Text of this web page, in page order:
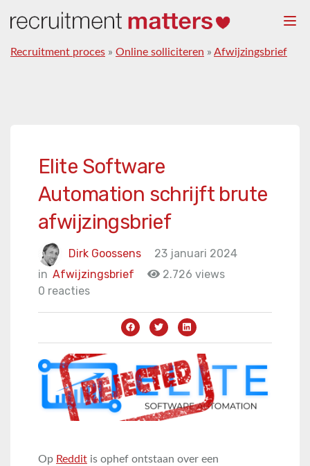
Recruitment proces » Online solliciteren » Afwijzingsbrief
Elite Software
Automation schrijft brute
afwijzingsbrief
Dirk Goossens
23 januari 2024
in Afwijzingsbrief
2.726 views
0 reacties
Op Reddit is ophef ontstaan over een